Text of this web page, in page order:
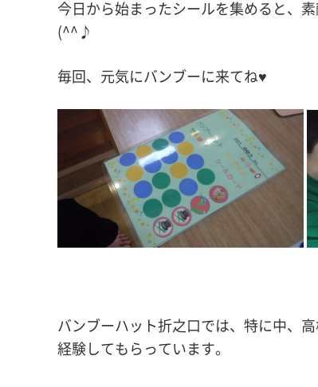
今日から始まったシールを集めると、
(^^♪
毎回、元気にバンブーに来てね♥
バンブーハット折之口では、特に中、
経験してもらっています。